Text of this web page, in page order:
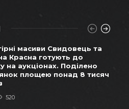
масиви Свидовець та
Красна готують до
на аукціонах. Поділено
площею понад 8 тисяч
520